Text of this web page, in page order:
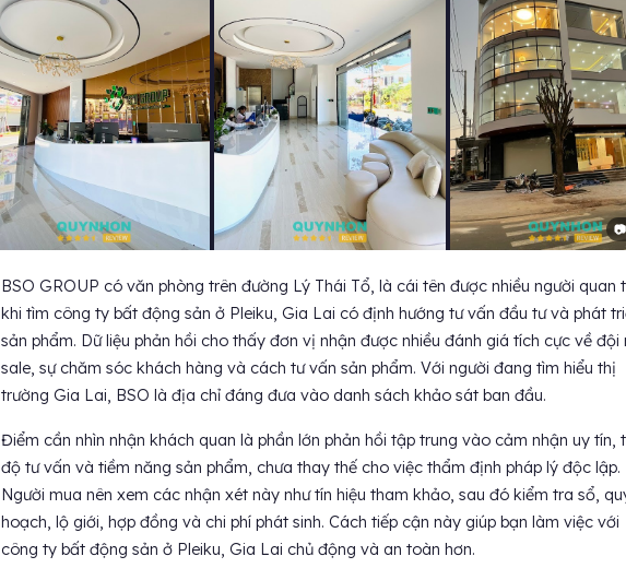
BSO GROUP có văn phòng trên đường Lý Thái Tổ, là cái tên được nhiều người quan
khi tìm công ty bất động sản ở Pleiku, Gia Lai có định hướng tư vấn đầu tư và phát
sản phẩm. Dữ liệu phản hồi cho thấy đơn vị nhận được nhiều đánh giá tích cực về đội
sale, sự chăm sóc khách hàng và cách tư vấn sản phẩm. Với người đang tìm hiểu thị
trường Gia Lai, BSO là địa chỉ đáng đưa vào danh sách khảo sát ban đầu.
Điểm cần nhìn nhận khách quan là phần lớn phản hồi tập trung vào cảm nhận uy tín,
độ tư vấn và tiềm năng sản phẩm, chưa thay thế cho việc thẩm định pháp lý độc lập.
Người mua nên xem các nhận xét này như tín hiệu tham khảo, sau đó kiểm tra sổ,
hoạch, lộ giới, hợp đồng và chi phí phát sinh. Cách tiếp cận này giúp bạn làm việc với
công ty bất động sản ở Pleiku, Gia Lai chủ động và an toàn hơn.